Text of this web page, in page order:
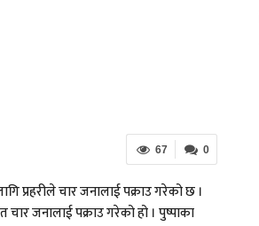
0
67
प्रहरीले चार जनालाई पक्राउ गरेको छ ।
चार जनालाई पक्राउ गरेको हो । पुष्पाका